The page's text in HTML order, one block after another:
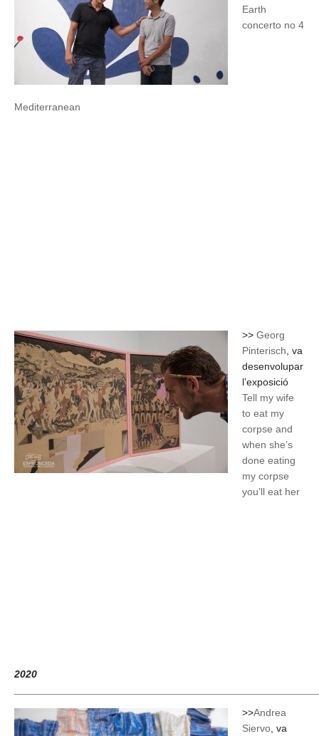
Earth
concerto no 4
Mediterranean
>> Georg
Pinterisch , va
desenvolupar
l’exposició
Tell my wife
to eat my
corpse and
when she’s
done eating
my corpse
you’ll eat her
2020
>>Andrea
Siervo , va